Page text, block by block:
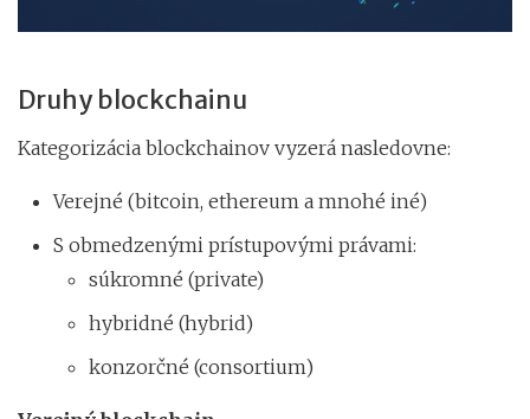
Druhy blockchainu
Kategorizácia blockchainov vyzerá nasledovne:
Verejné (bitcoin, ethereum a mnohé iné)
S obmedzenými prístupovými právami:
súkromné (private)
hybridné (hybrid)
konzorčné (consortium)